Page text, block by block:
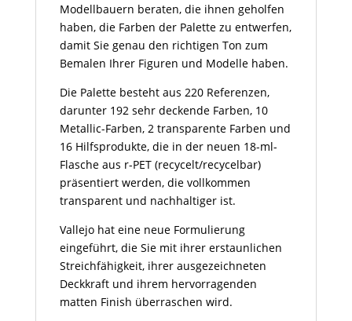
Modellbauern beraten, die ihnen geholfen
haben, die Farben der Palette zu entwerfen,
damit Sie genau den richtigen Ton zum
Bemalen Ihrer Figuren und Modelle haben.
Die Palette besteht aus 220 Referenzen,
darunter 192 sehr deckende Farben, 10
Metallic-Farben, 2 transparente Farben und
16 Hilfsprodukte, die in der neuen 18-ml-
Flasche aus r-PET (recycelt/recycelbar)
präsentiert werden, die vollkommen
transparent und nachhaltiger ist.
Vallejo hat eine neue Formulierung
eingeführt, die Sie mit ihrer erstaunlichen
Streichfähigkeit, ihrer ausgezeichneten
Deckkraft und ihrem hervorragenden
matten Finish überraschen wird.